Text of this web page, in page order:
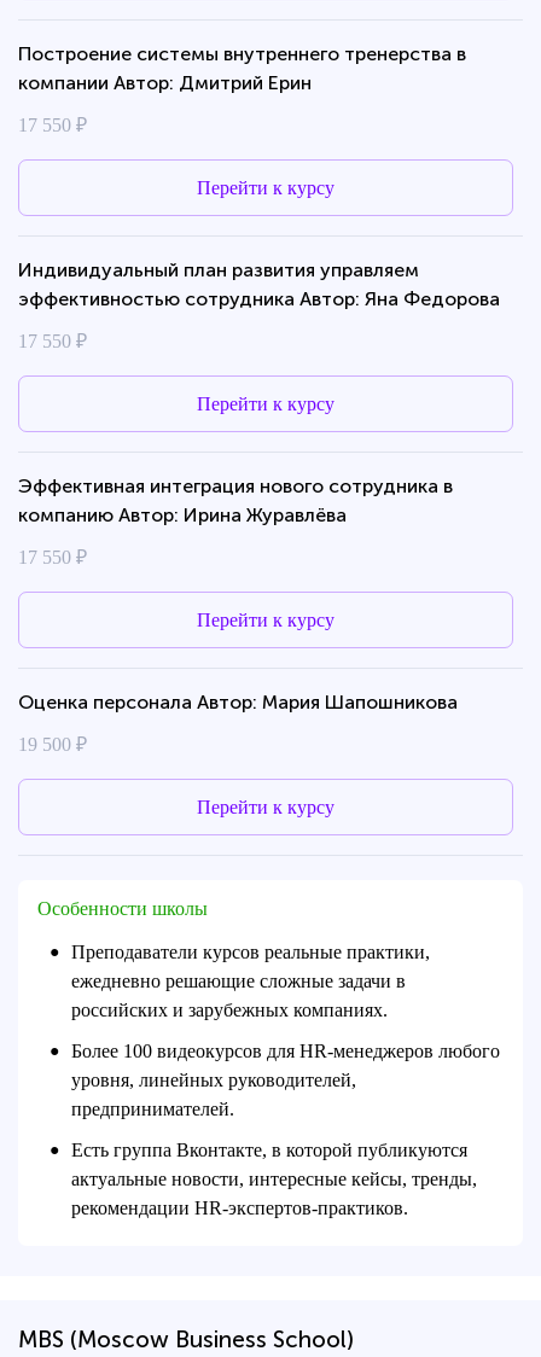
Построение системы внутреннего тренерства в
компании Автор: Дмитрий Ерин
17 550 ₽
Перейти к курсу
Индивидуальный план развития управляем
эффективностью сотрудника Автор: Яна Федорова
17 550 ₽
Перейти к курсу
Эффективная интеграция нового сотрудника в
компанию Автор: Ирина Журавлёва
17 550 ₽
Перейти к курсу
Оценка персонала Автор: Мария Шапошникова
19 500 ₽
Перейти к курсу
Особенности школы
●
Преподаватели курсов реальные практики,
ежедневно решающие сложные задачи в
российских и зарубежных компаниях.
●
Более 100 видеокурсов для HR-менеджеров любого
уровня, линейных руководителей,
предпринимателей.
●
Есть группа Вконтакте, в которой публикуются
актуальные новости, интересные кейсы, тренды,
рекомендации HR-экспертов-практиков.
MBS (Moscow Business School)